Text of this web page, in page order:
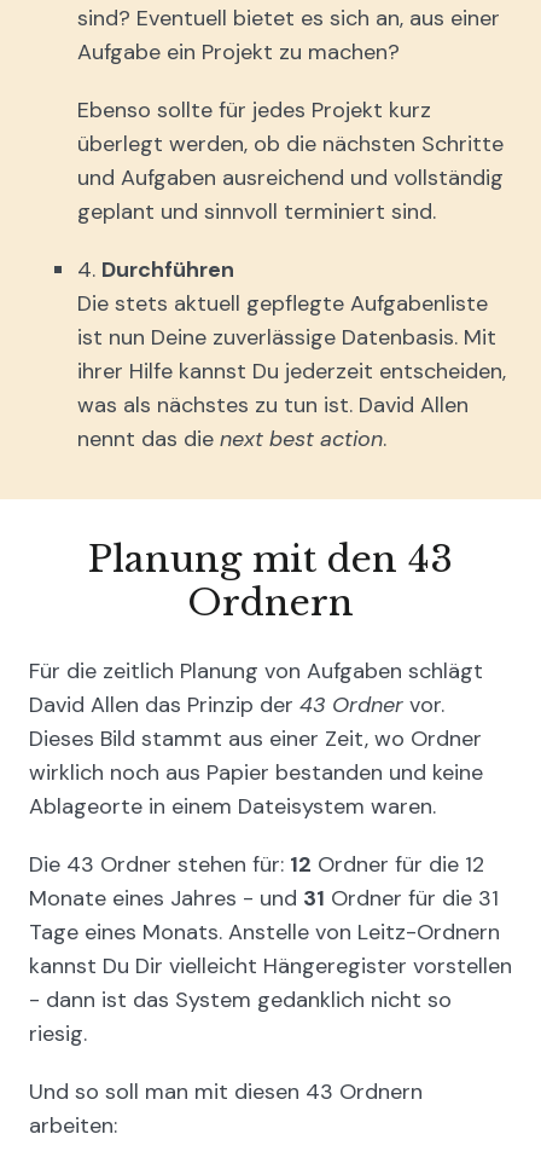
sind? Eventuell bietet es sich an, aus einer
Aufgabe ein Projekt zu machen?
Ebenso sollte für jedes Projekt kurz
überlegt werden, ob die nächsten Schritte
und Aufgaben ausreichend und vollständig
geplant und sinnvoll terminiert sind.
4. Durchführen
Die stets aktuell gepflegte Aufgabenliste
ist nun Deine zuverlässige Datenbasis. Mit
ihrer Hilfe kannst Du jederzeit entscheiden,
was als nächstes zu tun ist. David Allen
nennt das die next best action.
Planung mit den 43
Ordnern
Für die zeitlich Planung von Aufgaben schlägt
David Allen das Prinzip der 43 Ordner vor.
Dieses Bild stammt aus einer Zeit, wo Ordner
wirklich noch aus Papier bestanden und keine
Ablageorte in einem Dateisystem waren.
Die 43 Ordner stehen für: 12 Ordner für die 12
Monate eines Jahres - und 31 Ordner für die 31
Tage eines Monats. Anstelle von Leitz-Ordnern
kannst Du Dir vielleicht Hängeregister vorstellen
- dann ist das System gedanklich nicht so
riesig.
Und so soll man mit diesen 43 Ordnern
arbeiten: